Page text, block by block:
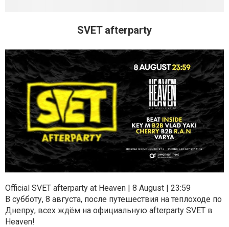
SVET afterparty
​​Official SVET afterparty at Heaven | 8 August | 23:59
В субботу, 8 августа, после путешествия на теплоходе по
Днепру, всех ждём на официальную afterparty SVET в
Heaven!